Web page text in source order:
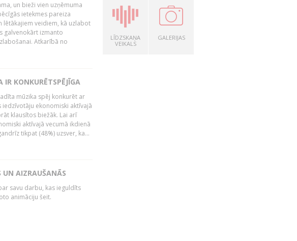
un bieži vien uzņēmuma
ietekmes pareiza
lētākajiem veidiem, kā uzlabot
galvenokārt izmanto
Atkarībā no
KONKURĒTSPĒJĪGA
mūzika spēj konkurēt ar
ekonomiski aktīvajā
klausītos biežāk. Lai arī
aktīvajā vecumā ikdienā
tikpat (48%) uzsver, ka...
UN AIZRAUŠANĀS
savu darbu, kas ieguldīts
animāciju šeit.
LĪDZSKAŅA
VEIKALS
GALERIJAS